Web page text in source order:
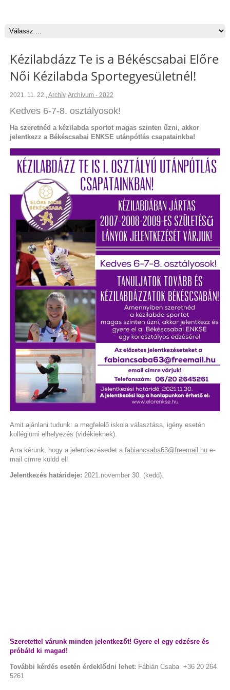
Kézilabdázz Te is a Békéscsabai Előre
Női Kézilabda Sportegyesületnél!
2021. 11. 22.,Archív,Archívum - 2022
Kedves 6-7-8. osztályosok!
Ha szeretnéd a kézilabda sportot magas szinten űzni, akkor
jelentkezz a Békéscsabai ENKSE utánpótlás csapatainkba!
Amit ajánlani tudunk: a megfelelő iskola választása, igény esetén
kollégiumi elhelyezés (vidékieknek).
Arra kérünk, hogy a jelentkezésedet a fabiancsaba63@freemail.hue-
mail címre küldd el!
Jelentkezés határideje: 2021.november 30. (kedd).
Szeretettel várunk minden jelentkezőt! Gyere el egy edzésre és
próbáld ki magad!
További kérdés esetén érdeklődni lehet: Fábián Csaba +36 20 264
5261